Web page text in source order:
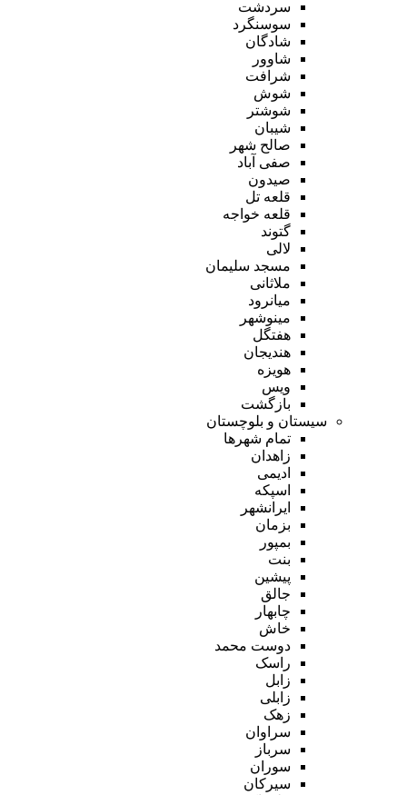
سردشت
سوسنگرد
شادگان
شاوور
شرافت
شوش
شوشتر
شیبان
صالح شهر
صفی آباد
صیدون
قلعه تل
قلعه خواجه
گتوند
لالی
مسجد سلیمان
ملاثانی
میانرود
مینوشهر
هفتگل
هندیجان
هویزه
ویس
بازگشت
سیستان و بلوچستان
تمام شهر‌ها
زاهدان
ادیمی
اسپکه
ایرانشهر
بزمان
بمپور
بنت
پیشین
جالق
چابهار
خاش
دوست محمد
راسک
زابل
زابلی
زهک
سراوان
سرباز
سوران
سیرکان